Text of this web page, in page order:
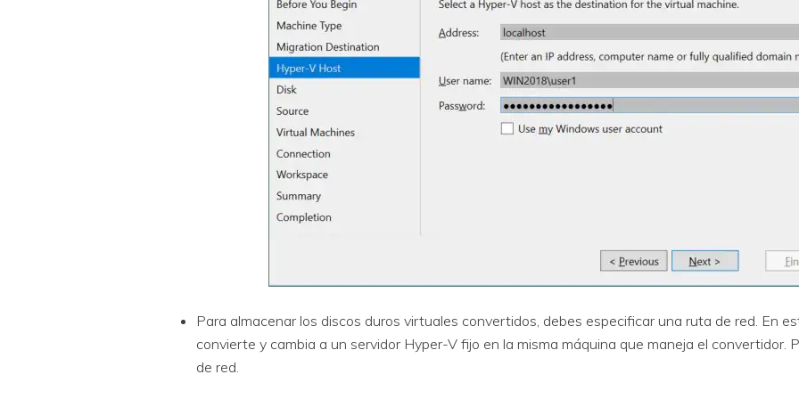
Para almacenar los discos duros virtuales convertidos, debes especificar una ruta de red. En
convierte y cambia a un servidor Hyper-V fijo en la misma máquina que maneja el convertidor.
de red.